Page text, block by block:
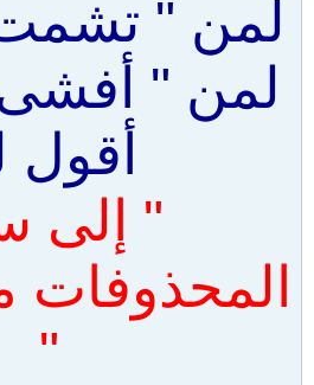
لمن "
لمن "
أقول
" إلى
المحذوفات
"